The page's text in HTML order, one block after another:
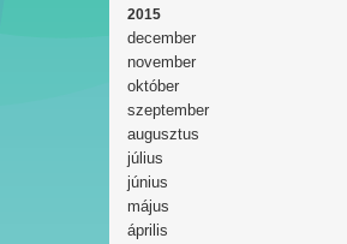
2015
december
november
október
szeptember
augusztus
július
június
május
április